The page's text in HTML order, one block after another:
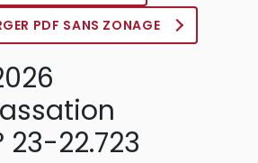
PDF SANS ZONAGE
23-22.723